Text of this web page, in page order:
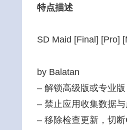
特点描述
SD Maid [Final] [Pro]
by Balatan
– 解锁高级版或专业版
– 禁止应用收集数据
– 移除检查更新，切